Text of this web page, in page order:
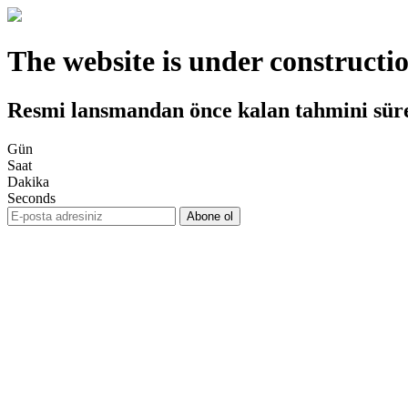
The website is under
Resmi lansmandan önce kalan tahmini
Gün
Saat
Dakika
Seconds